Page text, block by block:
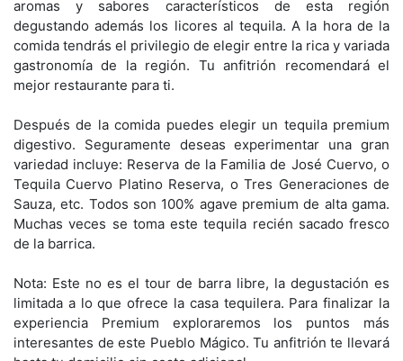
aromas y sabores característicos de esta región
degustando además los licores al tequila. A la hora de la
comida tendrás el privilegio de elegir entre la rica y variada
gastronomía de la región. Tu anfitrión recomendará el
mejor restaurante para ti.
Después de la comida puedes elegir un tequila premium
digestivo. Seguramente deseas experimentar una gran
variedad incluye: Reserva de la Familia de José Cuervo, o
Tequila Cuervo Platino Reserva, o Tres Generaciones de
Sauza, etc. Todos son 100% agave premium de alta gama.
Muchas veces se toma este tequila recién sacado fresco
de la barrica.
Nota: Este no es el tour de barra libre, la degustación es
limitada a lo que ofrece la casa tequilera. Para finalizar la
experiencia Premium exploraremos los puntos más
interesantes de este Pueblo Mágico. Tu anfitrión te llevará